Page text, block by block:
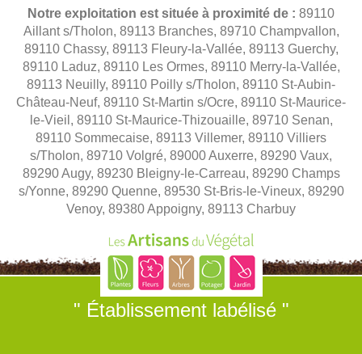
Notre exploitation est située à proximité de : 89110
Aillant s/Tholon, 89113 Branches, 89710 Champvallon,
89110 Chassy, 89113 Fleury-la-Vallée, 89113 Guerchy,
89110 Laduz, 89110 Les Ormes, 89110 Merry-la-Vallée,
89113 Neuilly, 89110 Poilly s/Tholon, 89110 St-Aubin-
Château-Neuf, 89110 St-Martin s/Ocre, 89110 St-Maurice-
le-Vieil, 89110 St-Maurice-Thizouaille, 89710 Senan,
89110 Sommecaise, 89113 Villemer, 89110 Villiers
s/Tholon, 89710 Volgré, 89000 Auxerre, 89290 Vaux,
89290 Augy, 89230 Bleigny-le-Carreau, 89290 Champs
s/Yonne, 89290 Quenne, 89530 St-Bris-le-Vineux, 89290
Venoy, 89380 Appoigny, 89113 Charbuy
" Établissement labélisé "